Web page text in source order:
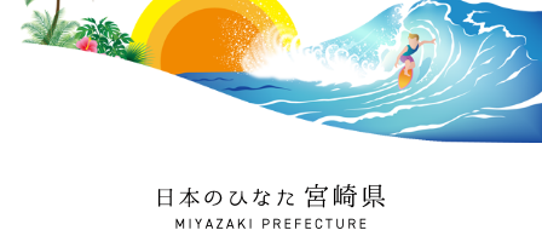
日本のひなた 宮崎県
MIYAZAKI PREFECTURE